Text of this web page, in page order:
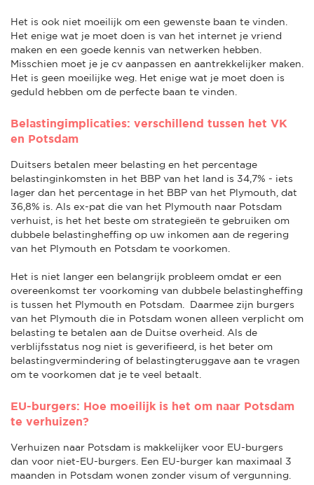
Het is ook niet moeilijk om een gewenste baan te vinden.
Het enige wat je moet doen is van het internet je vriend
maken en een goede kennis van netwerken hebben.
Misschien moet je je cv aanpassen en aantrekkelijker maken.
Het is geen moeilijke weg. Het enige wat je moet doen is
geduld hebben om de perfecte baan te vinden.
Belastingimplicaties: verschillend tussen het VK
en Potsdam
Duitsers betalen meer belasting en het percentage
belastinginkomsten in het BBP van het land is 34,7% - iets
lager dan het percentage in het BBP van het Plymouth, dat
36,8% is. Als ex-pat die van het Plymouth naar Potsdam
verhuist, is het het beste om strategieën te gebruiken om
dubbele belastingheffing op uw inkomen aan de regering
van het Plymouth en Potsdam te voorkomen.
Het is niet langer een belangrijk probleem omdat er een
overeenkomst ter voorkoming van dubbele belastingheffing
is tussen het Plymouth en Potsdam. Daarmee zijn burgers
van het Plymouth die in Potsdam wonen alleen verplicht om
belasting te betalen aan de Duitse overheid. Als de
verblijfsstatus nog niet is geverifieerd, is het beter om
belastingvermindering of belastingteruggave aan te vragen
om te voorkomen dat je te veel betaalt.
EU-burgers: Hoe moeilijk is het om naar Potsdam
te verhuizen?
Verhuizen naar Potsdam is makkelijker voor EU-burgers
dan voor niet-EU-burgers. Een EU-burger kan maximaal 3
maanden in Potsdam wonen zonder visum of vergunning.